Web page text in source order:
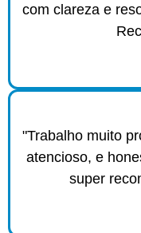
com clareza e
"Trabalho muito
atencioso, e
super